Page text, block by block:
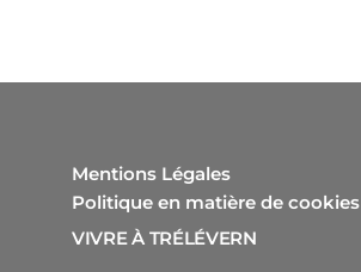
Mentions Légales
Politique en matière de cookies
VIVRE À TRÉLÉVERN